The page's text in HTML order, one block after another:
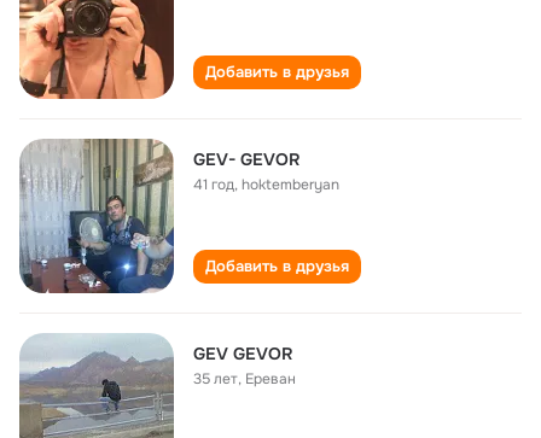
Добавить в друзья
GEV- GEVOR
41 год,hoktemberyan
Добавить в друзья
GEV GEVOR
35 лет, Ереван